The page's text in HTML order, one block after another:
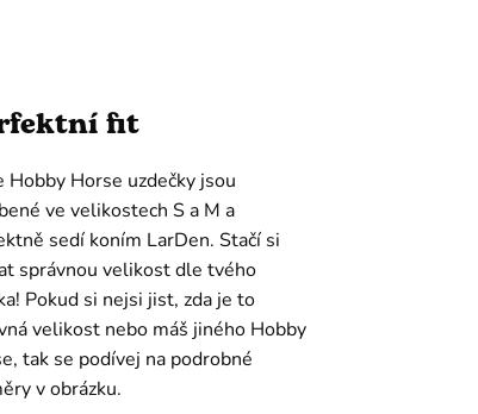
fit
Hobby Horse uzdečky jsou
ve velikostech S a M a
sedí koním LarDen. Stačí si
správnou velikost dle tvého
Pokud si nejsi jist, zda je to
velikost nebo máš jiného Hobby
tak se podívej na podrobné
v obrázku.